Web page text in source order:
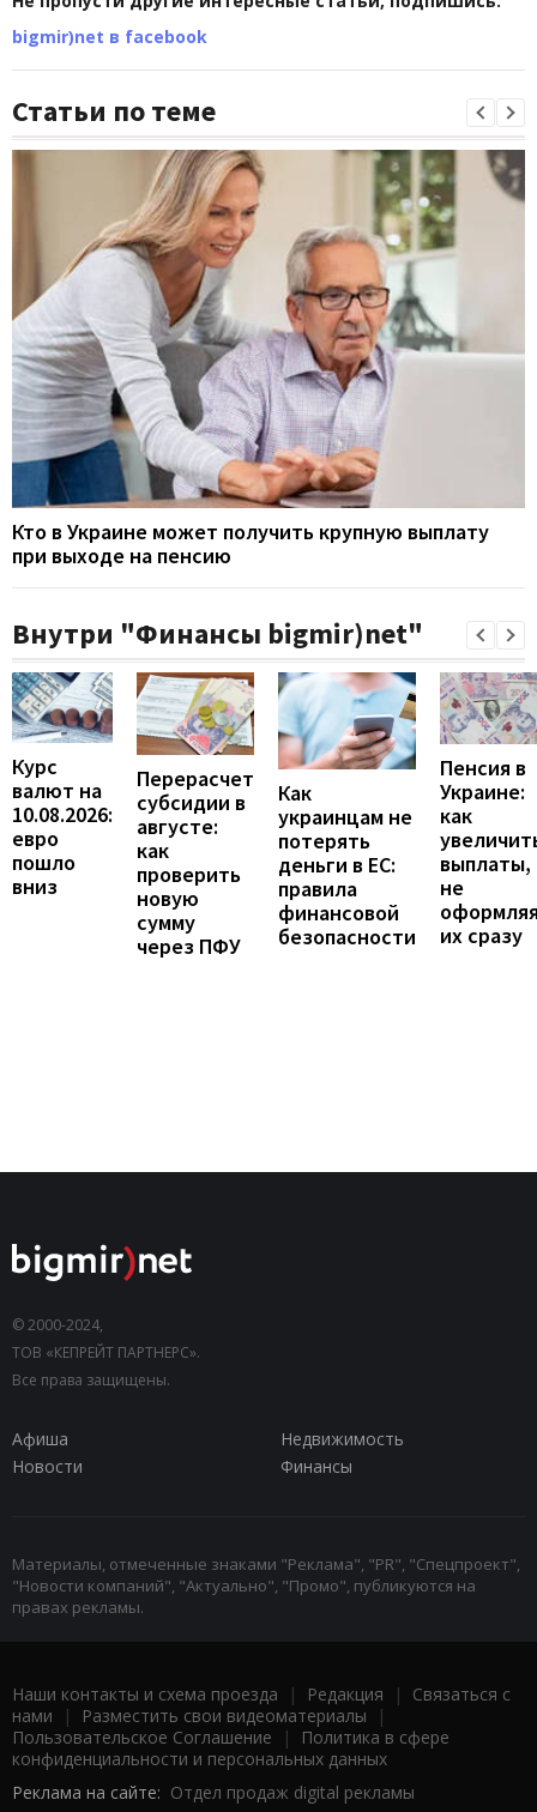
bigmir)net в facebook
Статьи по теме
Кто в Украине может получить крупную выплату
при выходе на пенсию
Внутри "Финансы bigmir)net"
Курс
валют на
10.08.2026:
евро
пошло
вниз
Перерасчет
субсидии в
августе:
как
проверить
новую
сумму
через ПФУ
Как
украинцам не
потерять
деньги в ЕС:
правила
финансовой
безопасности
Пенсия в
Украине:
как
выплаты,
не
их сразу
© 2000-2024,
ТОВ «КЕПРЕЙТ ПАРТНЕРС».
Все права защищены.
Афиша
Недвижимость
Новости
Финансы
Материалы, отмеченные знаками "Реклама", "PR", "Спецпроект",
"Новости компаний", "Актуально", "Промо", публикуются на
правах рекламы.
Наши контакты и схема проезда | Редакция | Связаться с
нами | Разместить свои видеоматериалы |
Пользовательское Соглашение |
Политика в сфере
конфиденциальности и персональных данных
Реклама на сайте: Отдел продаж digital рекламы